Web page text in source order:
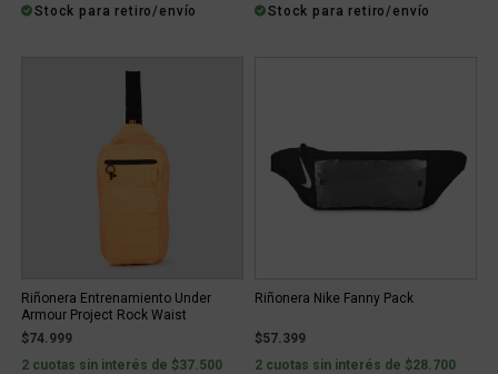
Stock para retiro/envío
Stock para retiro/envío
Riñonera Entrenamiento Under
Armour Project Rock Waist
$74.999
2 cuotas sin interés de $37.500
Riñonera Nike Fanny Pack
$57.399
2 cuotas sin interés de $28.700